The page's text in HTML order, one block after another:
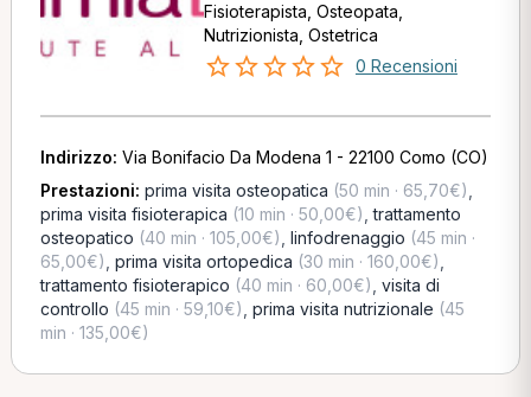
Fisioterapista, Osteopata,
Nutrizionista, Ostetrica
0 Recensioni
Indirizzo: Via Bonifacio Da Modena 1 - 22100 Como (CO)
Prestazioni: prima visita osteopatica (50 min · 65,70€)
prima visita fisioterapica (10 min · 50,00€) ,trattamento
osteopatico (40 min · 105,00€) linfodrenaggio (45 min ·
65,00€) prima visita ortopedica (30 min · 160,00€)
trattamento fisioterapico (40 min · 60,00€) visita di
controllo (45 min · 59,10€) prima visita nutrizionale (45
min · 135,00€)